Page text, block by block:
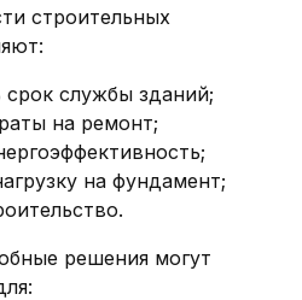
строительных
срок службы зданий;
на ремонт;
на фундамент;
решения могут